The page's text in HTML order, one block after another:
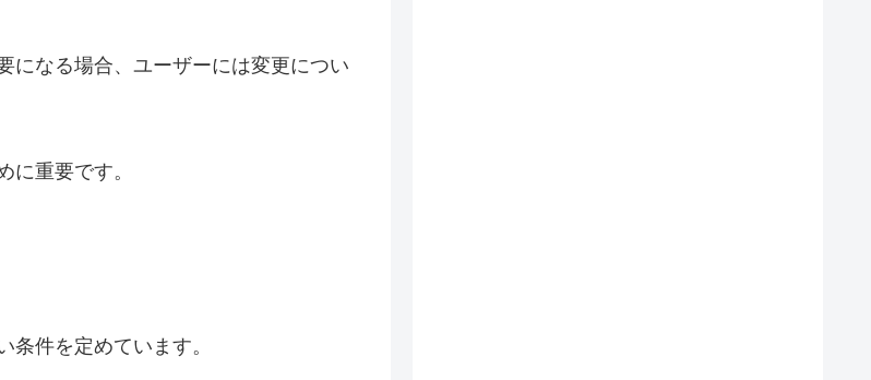
になる場合、ユーザーには変更につい
に重要です。
件を定めています。